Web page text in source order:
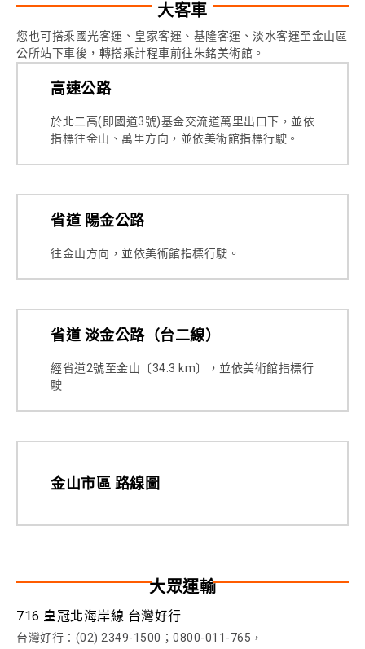
大客車
您也可搭乘國光客運、皇家客運、基隆客運、淡水客運至金山區
公所站下車後，轉搭乘計程車前往朱銘美術館。
高速公路
於北二高(即國道3號)基金交流道萬里出口下，並依
指標往金山、萬里方向，並依美術館指標行駛。
省道 陽金公路
往金山方向，並依美術館指標行駛。
省道 淡金公路（台二線）
經省道2號至金山〔34.3 km〕，並依美術館指標行
駛
金山市區 路線圖
大眾運輸
716 皇冠北海岸線 台灣好行
台灣好行：(02) 2349-1500；0800-011-765，